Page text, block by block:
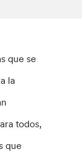
que se
la
todos,
que